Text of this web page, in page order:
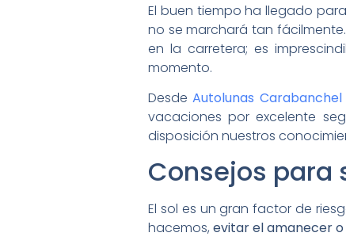
El buen tiempo ha llegado
no se marchará tan
en la carretera; es
momento.
DesdeAutolunas Carabanchel
vacaciones por excelente
disposición nuestros
Consejos para
El sol es un gran factor de
hacemos, evitar el amanecer